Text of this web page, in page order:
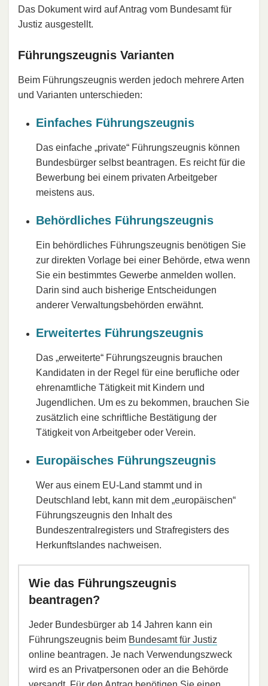
Das Dokument wird auf Antrag vom Bundesamt für
Justiz ausgestellt.​
Führungszeugnis Varianten
Beim Führungszeugnis werden jedoch mehrere Arten
und Varianten unterschieden:
Einfaches Führungszeugnis
Das einfache „private“ Führungszeugnis können
Bundesbürger selbst beantragen. Es reicht für die
Bewerbung bei einem privaten Arbeitgeber
meistens aus.
Behördliches Führungszeugnis
Ein behördliches Führungszeugnis benötigen Sie
zur direkten Vorlage bei einer Behörde, etwa wenn
Sie ein bestimmtes Gewerbe anmelden wollen.
Darin sind auch bisherige Entscheidungen
anderer Verwaltungsbehörden erwähnt.
Erweitertes Führungszeugnis
Das „erweiterte“ Führungszeugnis brauchen
Kandidaten in der Regel für eine berufliche oder
ehrenamtliche Tätigkeit mit Kindern und
Jugendlichen. Um es zu bekommen, brauchen Sie
zusätzlich eine schriftliche Bestätigung der
Tätigkeit von Arbeitgeber oder Verein.
Europäisches Führungszeugnis
Wer aus einem EU-Land stammt und in
Deutschland lebt, kann mit dem „europäischen“
Führungszeugnis den Inhalt des
Bundeszentralregisters und Strafregisters des
Herkunftslandes nachweisen.
Wie das Führungszeugnis
beantragen?
Jeder Bundesbürger ab 14 Jahren kann ein
Führungszeugnis beim Bundesamt für Justiz
online beantragen. Je nach Verwendungszweck
wird es an Privatpersonen oder an die Behörde